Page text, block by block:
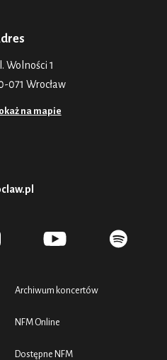
Wolności 1
071 Wrocław
na mapie
Archiwum koncertów
NFM Online
Dostępne NFM